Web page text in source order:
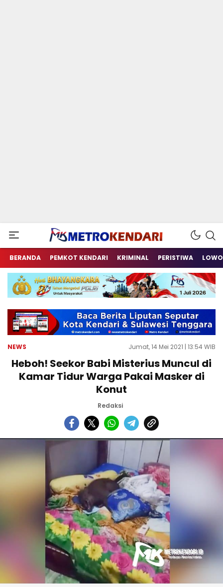
metrokendari
Berita Terkini Sulawesi Tenggara
BERANDA PEMKOT KENDARI KRIMINAL PERISTIWA
NEWS Jumat, 14 Mei 2021 | 13:54 WIB
Heboh! Seekor Babi Misterius Muncul di
Kamar Tidur Warga Pakai Masker di
Konut
Redaksi